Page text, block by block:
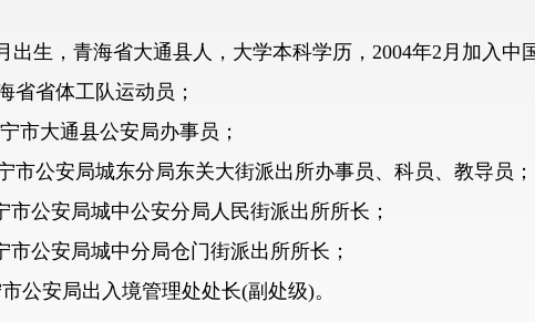
，青海省大通县人，大学本科学历，2004年2月加入中国
省体工队运动员；
大通县公安局办事员；
安局城东分局东关大街派出所办事员、科员、教导员；
安局城中公安分局人民街派出所所长；
安局城中分局仓门街派出所所长；
出入境管理处处长(副处级)。